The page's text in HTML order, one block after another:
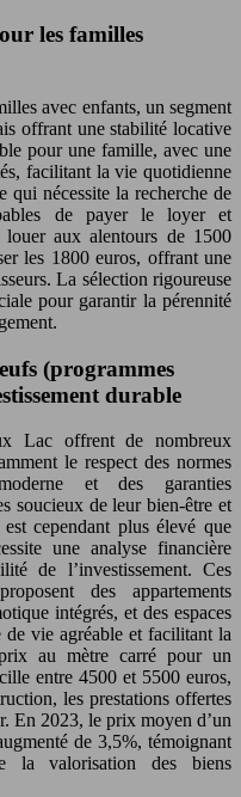
les familles
avec enfants, un segment
offrant une stabilité locative
pour une famille, avec une
facilitant la vie quotidienne
qui nécessite la recherche de
de payer le loyer et
aux alentours de 1500
les 1800 euros, offrant une
La sélection rigoureuse
pour garantir la pérennité
(programmes
durable
Lac offrent de nombreux
le respect des normes
et des garanties
soucieux de leur bien-être et
cependant plus élevé que
une analyse financière
de l’investissement. Ces
des appartements
intégrés, et des espaces
de vie agréable et facilitant la
au mètre carré pour un
entre 4500 et 5500 euros,
les prestations offertes
En 2023, le prix moyen d’un
de 3,5%, témoignant
la valorisation des biens